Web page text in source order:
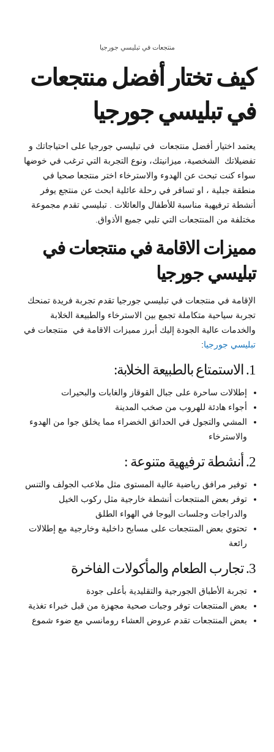
منتجعات في تبليسي جورجيا
كيف تختار أفضل منتجعات
في تبليسي جورجيا
يعتمد اختيار أفضل منتجعات في تبليسي جورجيا على احتياجاتك و
تفضيلاتك الشخصية، ميزانيتك، ونوع التجربة التي ترغب في خوضها
سواء كنت تبحث عن الهدوء والاسترخاء اختر منتجعا صحيا في
منطقة جبلية ، او تسافر في رحلة عائلية ابحث عن منتجع يوفر
أنشطة ترفيهية مناسبة للأطفال والعائلات . تبليسي تقدم مجموعة
مختلفة من المنتجعات التي تلبي جميع الأذواق.
مميزات الاقامة في منتجعات في
تبليسي جورجيا
الإقامة في منتجعات في تبليسي جورجيا تقدم تجربة فريدة تمنحك
تجربة سياحية متكاملة تجمع بين الاسترخاء والطبيعة الخلابة
والخدمات عالية الجودة إليك أبرز مميزات الاقامة في منتجعات في
تبليسي جورجيا:
1. الاستمتاع بالطبيعة الخلابة:
إطلالات ساحرة على جبال القوقاز والغابات والبحيرات
أجواء هادئة للهروب من صخب المدينة
المشي والتجول في الحدائق الخضراء مما يخلق جوا من الهدوء
والاسترخاء
2. أنشطة ترفيهية متنوعة :
توفير مرافق رياضية عالية المستوى مثل ملاعب الجولف والتنس
توفر بعض المنتجعات أنشطة خارجية مثل ركوب الخيل
والدراجات وجلسات اليوجا في الهواء الطلق
تحتوي بعض المنتجعات على مسابح داخلية وخارجية مع إطلالات
رائعة
3. تجارب الطعام والمأكولات الفاخرة
تجربة الأطباق الجورجية والتقليدية بأعلى جودة
بعض المنتجعات توفر وجبات صحية مجهزة من قبل خبراء تغذية
بعض المنتجعات تقدم عروض العشاء رومانسي مع ضوء شموع